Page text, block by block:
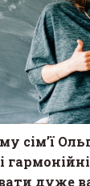
сім’ї
дуже